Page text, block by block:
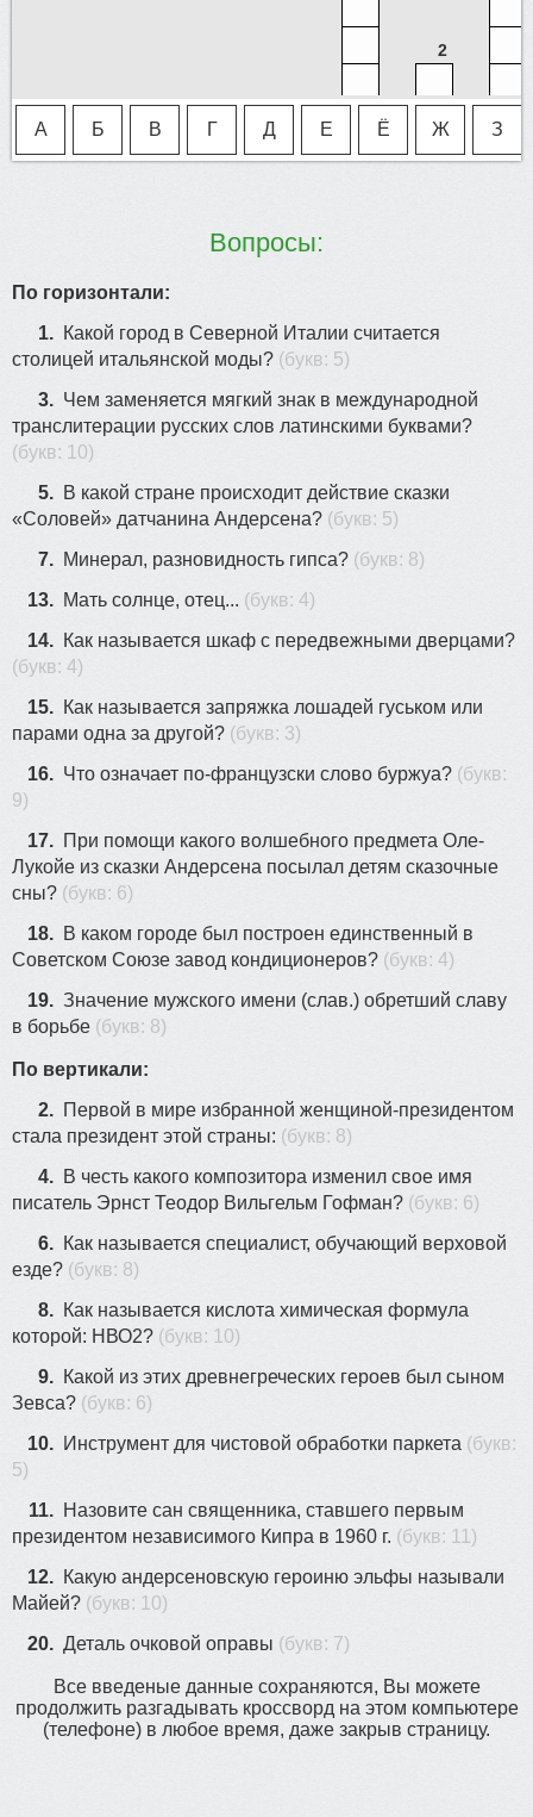
А Б В Г Д Е Ё Ж З
2
4
8
Вопросы:
По горизонтали:
1. Какой город в Северной Италии считается
столицей итальянской моды? (букв: 5)
3. Чем заменяется мягкий знак в международной
транслитерации русских слов латинскими буквами?
(букв: 10)
5. В какой стране происходит действие сказки
«Соловей» датчанина Андерсена? (букв: 5)
7. Минерал, разновидность гипса? (букв: 8)
13. Мать солнце, отец... (букв: 4)
14. Как называется шкаф с передвежными дверцами?
(букв: 4)
15. Как называется запряжка лошадей гуськом или
парами одна за другой? (букв: 3)
16. Что означает по-французски слово буржуа? (букв:
9)
17. При помощи какого волшебного предмета Оле-
Лукойе из сказки Андерсена посылал детям сказочные
сны? (букв: 6)
18. В каком городе был построен единственный в
Советском Союзе завод кондиционеров? (букв: 4)
19. Значение мужского имени (cлaв.) обретший славу
в борьбе (букв: 8)
По вертикали:
2. Первой в мире избранной женщиной-президентом
стала президент этой страны: (букв: 8)
4. В честь какого композитора изменил свое имя
писатель Эрнст Теодор Вильгельм Гофман? (букв: 6)
6. Как называется специалист, обучающий верховой
езде? (букв: 8)
8. Как называется кислота химическая формула
которой: HВО2? (букв: 10)
9. Какой из этих древнегреческих героев был сыном
Зевса? (букв: 6)
10. Инструмент для чистовой обработки паркета (букв:
5)
11. Назовите сан священника, ставшего первым
президентом независимого Кипра в 1960 г. (букв: 11)
12. Какую андерсеновскую героиню эльфы называли
Майей? (букв: 10)
20. Деталь очковой оправы (букв: 7)
Все введеные данные сохраняются, Вы можете
продолжить разгадывать кроссворд на этом компьютере
(телефоне) в любое время, даже закрыв страницу.